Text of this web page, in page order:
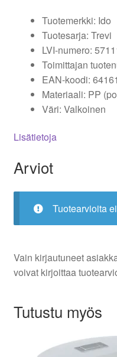
Tuotemerkki: Ido
Tuotesarja: Trevi
LVI-numero:
Toimittajan
EAN-koodi:
Materiaali: PP
Väri: Valkoinen
Lisätietoja
Arviot
Tuotearvioita
Vain kirjautuneet
voivat kirjoittaa
Tutustu myös